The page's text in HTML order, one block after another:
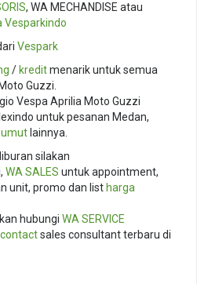
, WA MECHANDISE atau
Vesparkindo
Vespark
/ kreditmenarik untuk semua
Guzzi.
Vespa Aprilia Moto Guzzi
untuk pesanan Medan,
lainnya.
silakan
WA SALES untuk appointment,
unit, promo dan list harga
hubungi WA SERVICE
contactsales consultant terbaru di